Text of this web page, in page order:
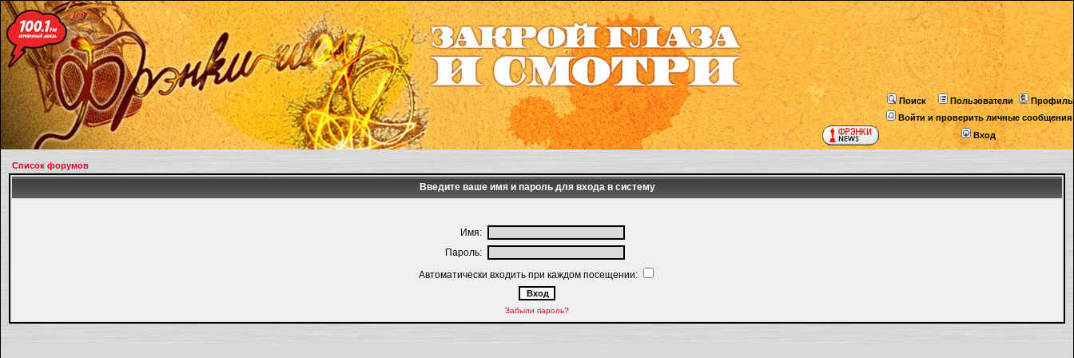
Поиск Пользователи
Профиль
Войти и проверить личные сообщения
Вход
Список форумов
Введите ваше имя и пароль для входа в систему
Имя:
Пароль:
Автоматически входить при каждом посещении:
Забыли пароль?